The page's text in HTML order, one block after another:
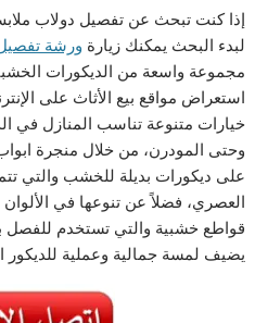
إذا كنت تبحث عن تفصيل دولاب
لبدء البحث يمكنك زيارة ورشة
مجموعة واسعة من الديكورات
استعراض مواقع بيع الأثاث على
خيارات متنوعة تناسب المنازل في
وحتى المودرن، من خلال منجرة
على ديكورات بديلة للخشب والتي
العصري، فضلاً عن تنوعها في
قواطع خشبية والتي تستخدم للفصل
يضيف لمسة جمالية وعملية للديكور